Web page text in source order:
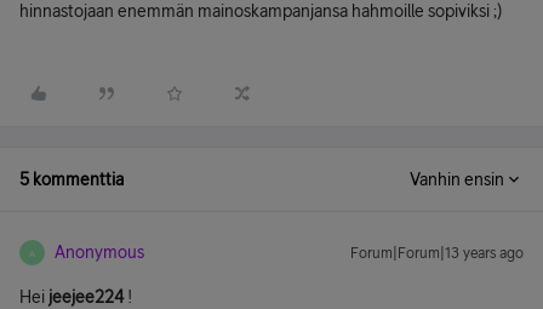
hinnastojaan enemmän mainoskampanjansa hahmoille sopiviksi ;)
5 kommenttia Vanhin ensin
A Anonymous Forum|Forum|13 years ago
Hei jeejee224!